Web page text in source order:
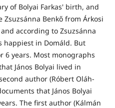
of Bolyai Farkas' birth, and
Zsuzsánna Benkő from Árkosi
according to Zsuzsánna
happiest in Domáld. But
6 years. Most monographs
János Bolyai lived in
author (Róbert Oláh-
that János Bolyai
The first author (Kálmán